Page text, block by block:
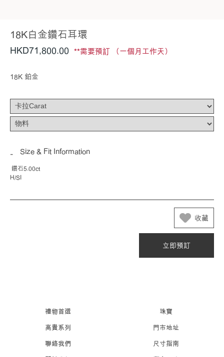
18K白金鑽石耳環
HKD71,800 .00 **需要預訂 （一個月工作天）
18K 鉑金
Size & Fit Information
鑽石5.00ct
H/SI
收藏
立即預訂
禮物首選 珠寶
高貴系列 門市地址
聯絡我們 尺寸指南